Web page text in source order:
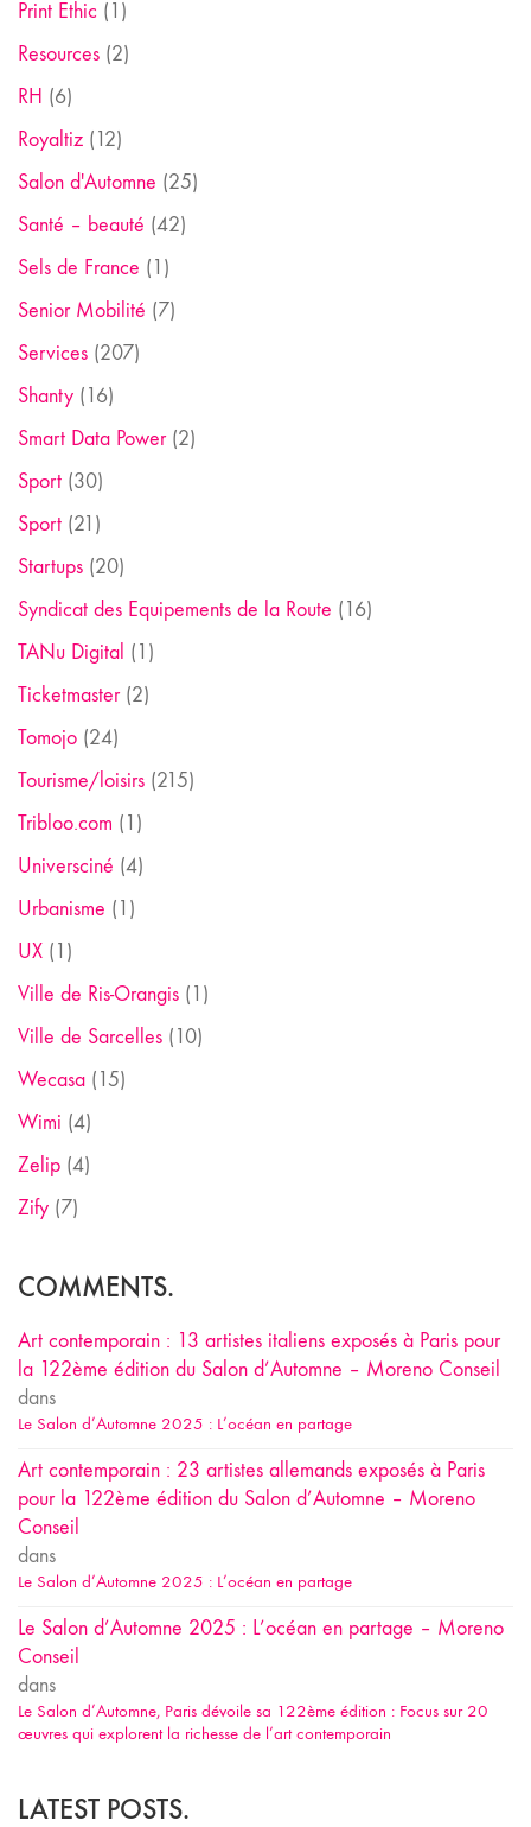
Print Ethic (1)
Resources (2)
RH (6)
Royaltiz (12)
Salon d'Automne (25)
Santé – beauté (42)
Sels de France (1)
Senior Mobilité (7)
Services (207)
Shanty (16)
Smart Data Power(2)
Sport (30)
Sport (21)
Startups (20)
Syndicat des Equipements de la Route (16)
TANu Digital (1)
Ticketmaster(2)
Tomojo (24)
Tourisme/loisirs (215)
Tribloo.com (1)
Universciné (4)
Urbanisme (1)
UX (1)
Ville de Ris-Orangis (1)
Ville de Sarcelles (10)
Wecasa (15)
Wimi (4)
Zelip (4)
Zify (7)
COMMENTS.
Art contemporain : 13 artistes italiens exposés à Paris pour
la 122ème édition du Salon d’Automne – Moreno Conseil
dans
Le Salon d’Automne 2025 : L’océan en partage
Art contemporain : 23 artistes allemands exposés à Paris
pour la 122ème édition du Salon d’Automne – Moreno
Conseil
dans
Le Salon d’Automne 2025 : L’océan en partage
Le Salon d’Automne 2025 : L’océan en partage – Moreno
Conseil
dans
Le Salon d’Automne, Paris dévoile sa 122ème édition : Focus sur 20
œuvres qui explorent la richesse de l’art contemporain
LATEST POSTS.